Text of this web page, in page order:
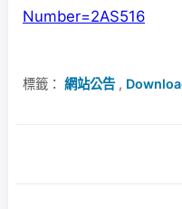
Number=2AS516
標籤： 網站公告,